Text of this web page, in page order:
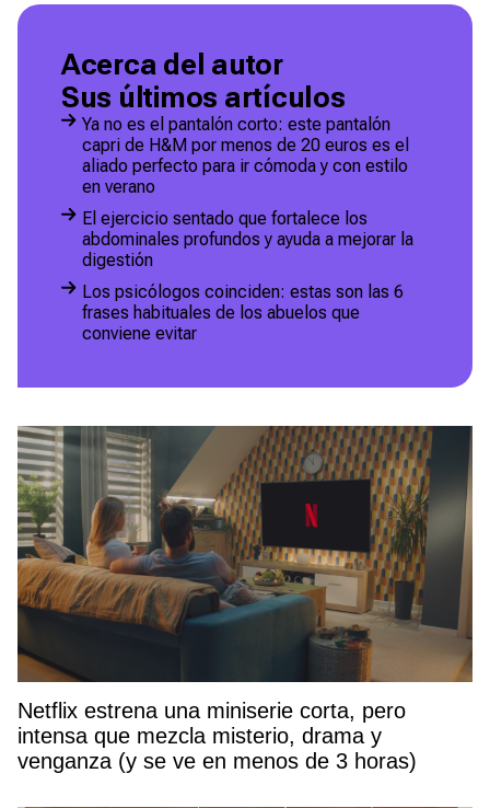
Acerca del autor
Sus últimos artículos
Ya no es el pantalón corto: este pantalón
capri de H&M por menos de 20 euros es el
aliado perfecto para ir cómoda y con estilo
en verano
El ejercicio sentado que fortalece los
abdominales profundos y ayuda a mejorar la
digestión
Los psicólogos coinciden: estas son las 6
frases habituales de los abuelos que
conviene evitar
Netflix estrena una miniserie corta, pero
intensa que mezcla misterio, drama y
venganza (y se ve en menos de 3 horas)